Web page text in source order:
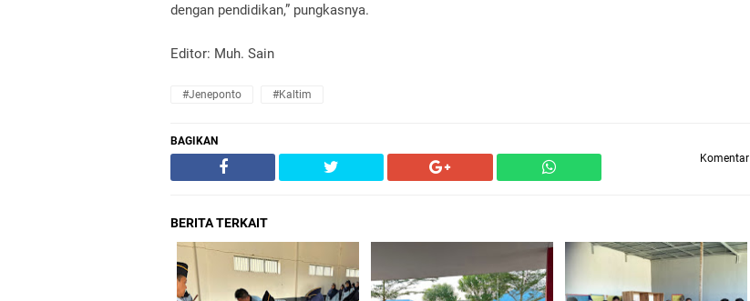
dengan pendidikan,” pungkasnya.
Editor: Muh. Sain
#Jeneponto #Kaltim
BAGIKAN
Komentar
BERITA TERKAIT